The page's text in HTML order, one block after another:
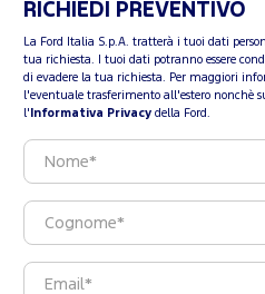
RICHIEDI PREVENTIVO
La Ford Italia S.p.A. tratterà i tuoi dati
tua richiesta. I tuoi dati potranno essere
di evadere la tua richiesta. Per maggiori
l'eventuale trasferimento all'estero nonchè
l' Informativa Privacy della Ford.